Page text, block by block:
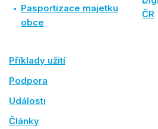
Pasportizace majetku
obce
ČR
Příklady užití
Podpora
Události
Články